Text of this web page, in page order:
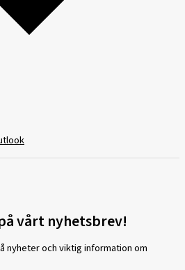
vårt nyhetsbrev!
nyheter och viktig information om